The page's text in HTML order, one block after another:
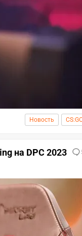
Новость
на DPC 2023